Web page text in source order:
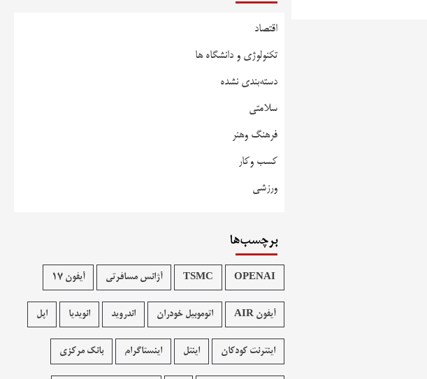
اقتصاد
تکنولوژی و دانشگاه ها
دسته‌بندی نشده
سلامتی
فرهنگ وهنر
کسب وکار
ورزشی
برچسب‌ها
OPENAI
TSMC آژانس مسافرتی آیفون 17
آیفون AIR اتوموبیل خودران اندروید انویدیا اپل
اینترنت کودکان اینتل اینستاگرام بانک مرکزی